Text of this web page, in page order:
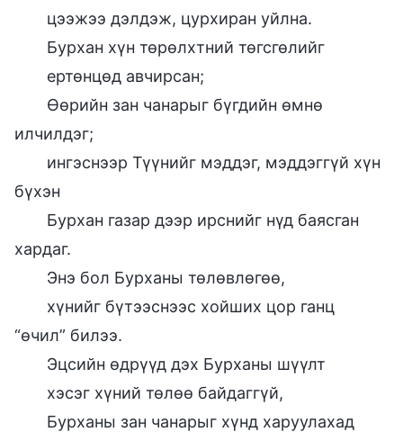
цээжээ дэлдэж, цурхиран уйлна.
Бурхан хүн төрөлхтний төгсгөлийг
ертөнцөд авчирсан;
Өөрийн зан чанарыг бүгдийн өмнө
илчилдэг;
ингэснээр Түүнийг мэддэг, мэддэггүй хүн
бүхэн
Бурхан газар дээр ирснийг нүд баясган
хардаг.
Энэ бол Бурханы төлөвлөгөө,
хүнийг бүтээснээс хойших цор ганц
“өчил” билээ.
Эцсийн өдрүүд дэх Бурханы шүүлт
хэсэг хүний төлөө байдаггүй,
Бурханы зан чанарыг хүнд харуулахад